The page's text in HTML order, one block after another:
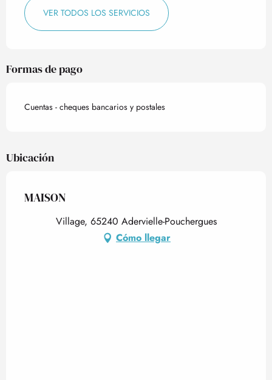
VER TODOS LOS SERVICIOS
Formas de pago
Cuentas - cheques bancarios y postales
Ubicación
MAISON
Village, 65240 Adervielle-Pouchergues
Cómo llegar